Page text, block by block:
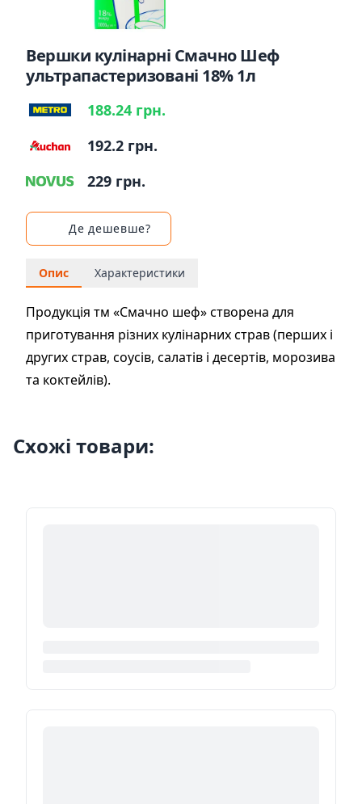
Вершки кулінарні Смачно Шеф
ультрапастеризовані 18% 1л
188.24 грн.
192.2 грн.
229 грн.
Де дешевше?
Опис Характеристики
Продукція тм «Смачно шеф» створена для
приготування різних кулінарних страв (перших і
других страв, соусів, салатів і десертів, морозива
та коктейлів).
Схожі товари: